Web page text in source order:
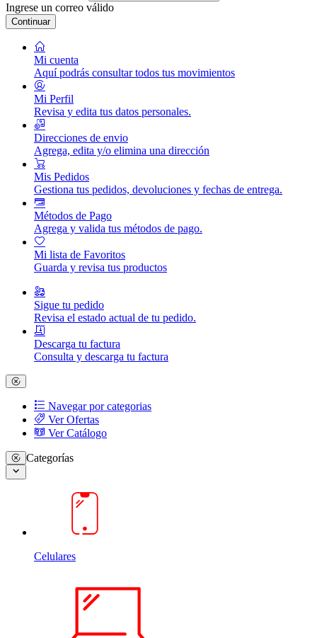
Ingrese un correo válido
Continuar
Mi cuenta
Aquí podrás consultar todos tus movimientos
Mi Perfil
Revisa y edita tus datos personales.
Direcciones de envio
Agrega, edita y/o elimina una dirección
Mis Pedidos
Gestiona tus pedidos, devoluciones y fechas de entrega.
Métodos de Pago
Agrega y valida tus métodos de pago.
Mi lista de Favoritos
Guarda y revisa tus productos
Sigue tu pedido
Revisa el estado actual de tu pedido.
Descarga tu factura
Consulta y descarga tu factura
Navegar por categorias
Ver Ofertas
Ver Catálogo
Categorías
Celulares